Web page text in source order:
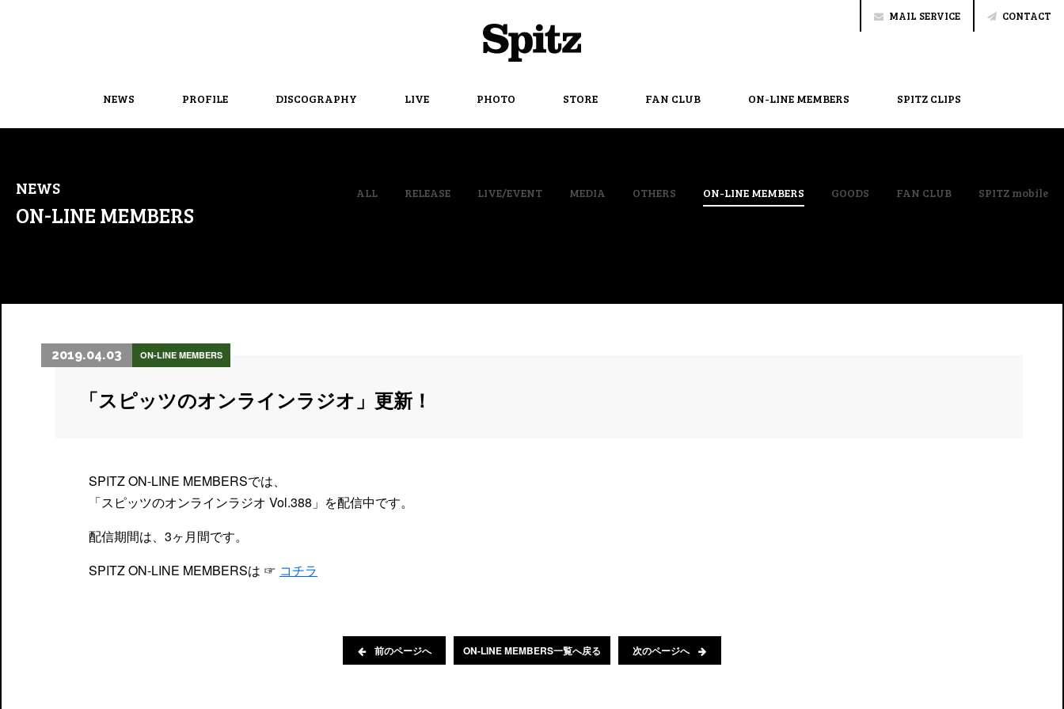
NEWS PROFILE DISCOGRAPHY LIVE PHOTO STORE FAN CLUB ON-LINE MEMBERS SPITZ CLIPS
MAIL SERVICE CONTACT
NEWS
ON-LINE MEMBERS
ALL RELEASE LIVE/EVENT MEDIA OTHERS ON-LINE MEMBERS GOODS FAN CLUB SPITZ mobile
2019.04.03 ON-LINE MEMBERS
「スピッツのオンラインラジオ」更新！
SPITZ ON-LINE MEMBERSでは、
「スピッツのオンラインラジオ Vol.388」を配信中です。
配信期間は、3ヶ月間です。
SPITZ ON-LINE MEMBERSは ☞ コチラ
前のページへ ON-LINE MEMBERS一覧へ戻る 次のページへ